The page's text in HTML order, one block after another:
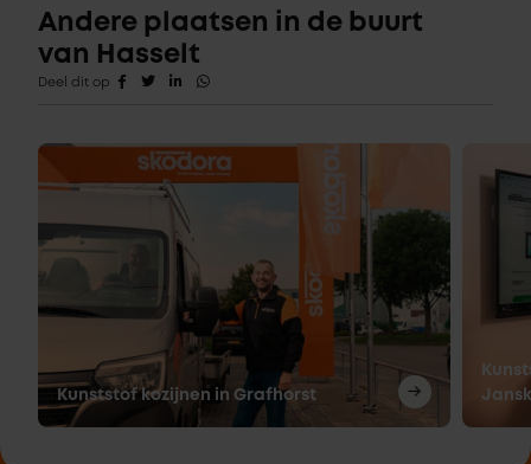
Andere plaatsen in de buurt
van Hasselt
Deel dit op
Kunststof kozijnen in Grafhorst